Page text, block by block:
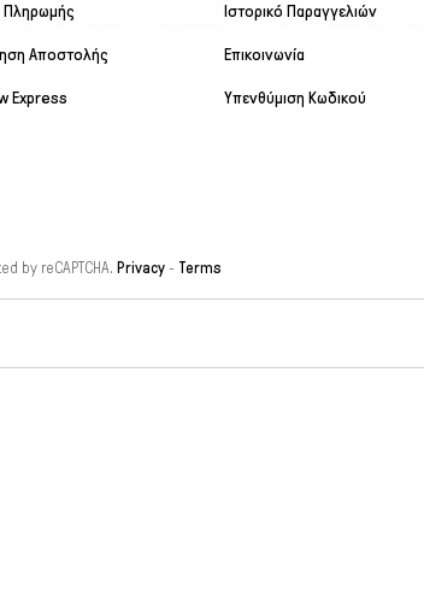
Πληρωμής
Αποστολής
Express
Ιστορικό Παραγγελιών
Επικοινωνία
Υπενθύμιση Κωδικού
by reCAPTCHA. Privacy- Terms